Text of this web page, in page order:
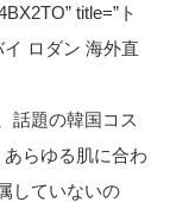
title=”ト
ロダン 海外直
話題の韓国コス
らゆる肌に合わ
していないの